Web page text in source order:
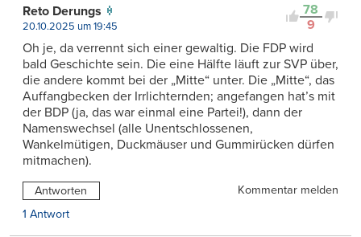
78
9
Reto Derungs
20.10.2025 um 19:45
Oh je, da verrennt sich einer gewaltig. Die FDP wird
bald Geschichte sein. Die eine Hälfte läuft zur SVP über,
die andere kommt bei der „Mitte“ unter. Die „Mitte“, das
Auffangbecken der Irrlichternden; angefangen hat’s mit
der BDP (ja, das war einmal eine Partei!), dann der
Namenswechsel (alle Unentschlossenen,
Wankelmütigen, Duckmäuser und Gummirücken dürfen
mitmachen).
Antworten
Kommentar melden
1 Antwort